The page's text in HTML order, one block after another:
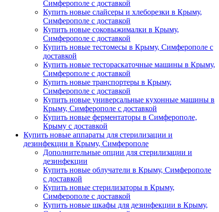
Симферополе с доставкой
Купить новые слайсеры и хлеборезки в Крыму,
Симферополе с доставкой
Купить новые соковыжималки в Крыму,
Симферополе с доставкой
Купить новые тестомесы в Крыму, Симферополе с
доставкой
Купить новые тестораскаточные машины в Крыму,
Симферополе с доставкой
Купить новые транспортеры в Крыму,
Симферополе с доставкой
Купить новые универсальные кухонные машины в
Крыму, Симферополе с доставкой
Купить новые ферментаторы в Симферополе,
Крыму с доставкой
Купить новые аппараты для стерилизации и
дезинфекции в Крыму, Симферополе
Дополнительные опции для стерилизации и
дезинфекции
Купить новые облучатели в Крыму, Симферополе
с доставкой
Купить новые стерилизаторы в Крыму,
Симферополе с доставкой
Купить новые шкафы для дезинфекции в Крыму,